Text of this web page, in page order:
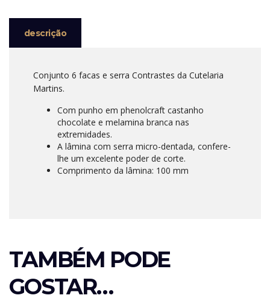
descrição
Conjunto 6 facas e serra Contrastes da Cutelaria
Martins.
Com punho em phenolcraft castanho
chocolate e melamina branca nas
extremidades.
A lâmina com serra micro-dentada, confere-
lhe um excelente poder de corte.
Comprimento da lâmina: 100 mm
TAMBÉM PODE
GOSTAR…